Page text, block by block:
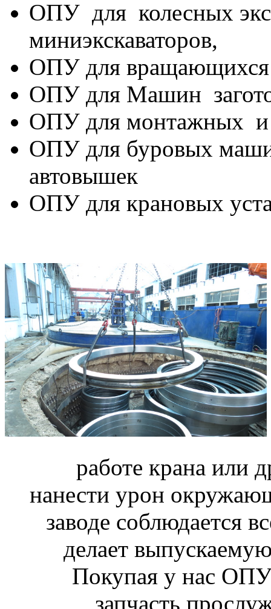
ОПУ для колесных
миниэкскаваторов,
ОПУ для вращающихся
ОПУ для Машин
ОПУ для монтажных и
ОПУ для буровых
автовышек
ОПУ для крановых
работе крана или
нанести урон
заводе соблюдается
делает
Покупая у нас
запчасть